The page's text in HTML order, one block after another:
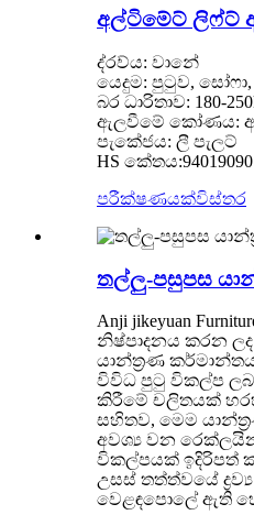
අල්ටිමේට් ලිෆ්ට්
ද්රව්ය: වානේ
යෙදුම: පුටුව,
බර ධාරිතාව: 180-
ඇලවීමේ කෝණය:
පැකේජය: ලී පැලට්
HS කේතය:94019090
පරීක්ෂණයක්විස්තර
තල්ලු-පසුපස
Anji jikeyuan
නිෂ්පාදනය කරන ලද
යාන්ත්‍රණ
විවිධ පුටු විකල්ප
කිරීමේ චලිතයක්
සහිතව, මෙම
අවශ්‍ය වන
විකල්පයක් ඉදිරිපත්
උසස් තත්ත්වයේ
වෙළඳපොලේ ඇති